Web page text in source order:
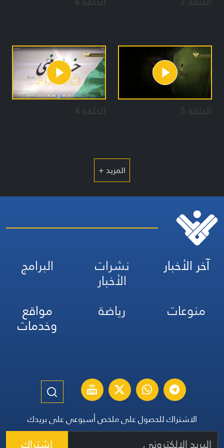
الحلقة 5 الحلقة 4
المزيد +
آخر الأخبار نشرات
الأخبار
البرامج
منوعات
رياضة مواقع
وخدمات
الاشتراك للحصول على ملخص أسبوعي على بريدك